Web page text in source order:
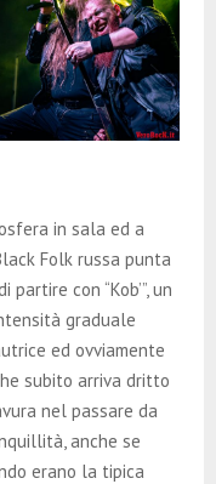
in sala ed a
Folk russa punta
con “Kob’”, un
graduale
ed ovviamente
subito arriva dritto
nel passare da
anche se
erano la tipica